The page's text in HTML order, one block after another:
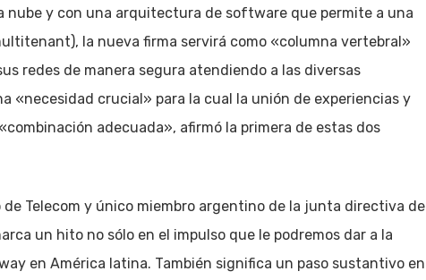
nube y con una arquitectura de software que permite a una
la nueva firma servirá como «columna vertebral»
redes de manera segura atendiendo a las diversas
«necesidad crucial» para la cual la unión de experiencias y
adecuada», afirmó la primera de estas dos
Telecom y único miembro argentino de la junta directiva de
un hito no sólo en el impulso que le podremos dar a la
en América latina. También significa un paso sustantivo en